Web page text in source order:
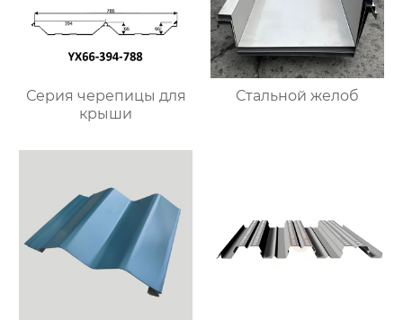
Серия черепицы для
крыши
Стальной желоб